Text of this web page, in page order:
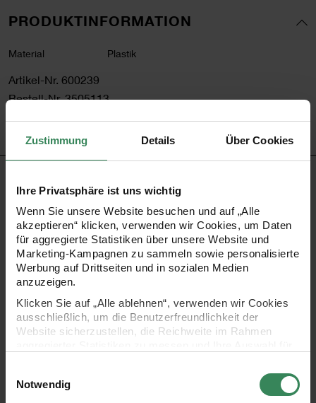
Zustimmung Details Über Cookies
Ihre Privatsphäre ist uns wichtig
Wenn Sie unsere Website besuchen und auf „Alle
akzeptieren“ klicken, verwenden wir Cookies, um Daten
für aggregierte Statistiken über unsere Website und
Marketing-Kampagnen zu sammeln sowie personalisierte
Werbung auf Drittseiten und in sozialen Medien
anzuzeigen.
Klicken Sie auf „Alle ablehnen“, verwenden wir Cookies
ausschließlich, um die Benutzerfreundlichkeit der
Website sicherzustellen, die Reichweite im Rahmen
Ihre Einwilligung ist freiwillig und kann jederzeit über den
Link „Cookie-Einstellungen“ im Fußbereich der Seite
Notwendig
PRODUKTINFORMATION
Material Plastik
Artikel-Nr. 600239
Bestell-Nr. 3505113
Personalisieren Sie Ihre Kreationen! Mit den
Buchstabenwürfel können Sie 4 coole Statement-Wörter
auf unterschiedliche Bänder auffädeln. So erhalten Sie auf
einfache Art und Weise ein modernes Style Piece zum
Verschenken oder Selbst tragen.
Verwendbar mit vielen Bändern und Kordeln